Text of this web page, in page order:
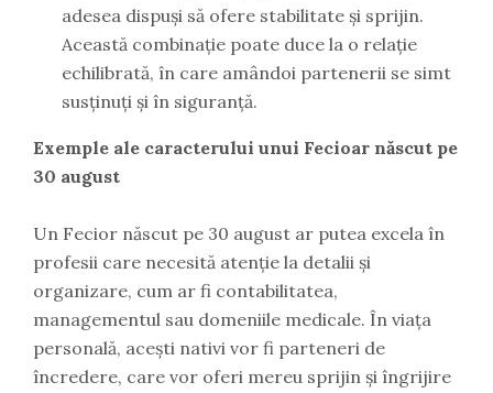
adesea dispuși să ofere stabilitate și sprijin.
Această combinație poate duce la o relație
echilibrată, în care amândoi partenerii se simt
susținuți și în siguranță.
Exemple ale caracterului unui Fecioar născut pe
30 august
Un Fecior născut pe 30 august ar putea excela în
profesii care necesită atenție la detalii și
organizare, cum ar fi contabilitatea,
managementul sau domeniile medicale. În viața
personală, acești nativi vor fi parteneri de
încredere, care vor oferi mereu sprijin și îngrijire